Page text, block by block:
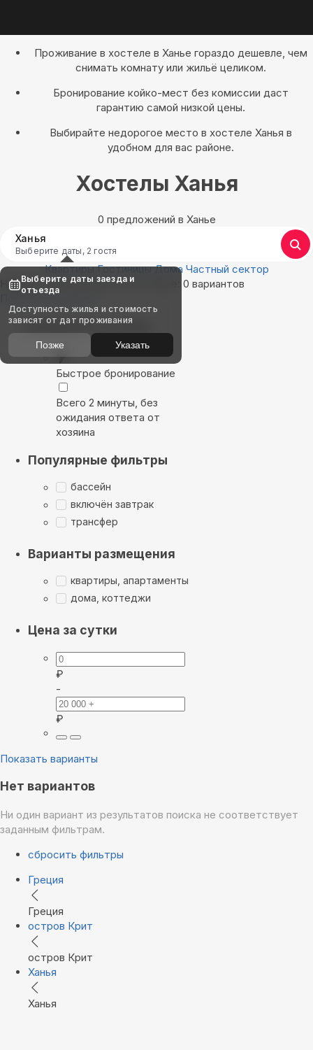
Проживание в хостеле в Ханье гораздо дешевле, чем
снимать комнату или жильё целиком.
Бронирование койко-мест без комиссии даст
гарантию самой низкой цены.
Выбирайте недорогое место в хостеле Ханья в
удобном для вас районе.
Хостелы Ханья
0 предложений в Ханье
Ханья
Выберите даты, 2 гостя
Квартиры Гостиницы Дома Частный сектор
Найдём, где остановиться в Ханье: 0 вариантов
Показать на карте
Выбирайте лучшее
Быстрое бронирование
Всего 2 минуты, без
ожидания ответа от
хозяина
Популярные фильтры
бассейн
включён завтрак
трансфер
Варианты размещения
квартиры, апартаменты
дома, коттеджи
Цена за сутки
₽
-
₽
Показать варианты
Нет вариантов
Ни один вариант из результатов поиска не соответствует
заданным фильтрам.
сбросить фильтры
Греция
Греция
остров Крит
остров Крит
Ханья
Ханья
Выберите даты заезда и
отъезда
Доступность жилья и стоимость
зависят от дат проживания
Позже Указать